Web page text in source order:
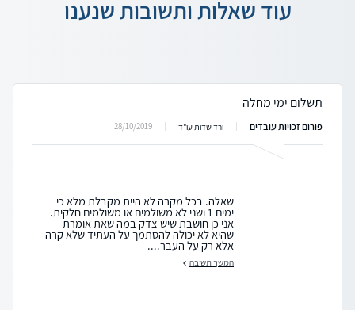
עוד שאלות ותשובות שנענו
תשלום ימי מחלה
פורום זכויות עובדים ורד שדות עו"ד 28/10/2019
שאלה. בכל מקרה לא היית מקבלת מלא כי
ימים 1 ושני לא משולמים או משולמים חלקית.
אני כן חושבת שיש צדק במה שאת אומרת
שהיא לא יכולה להסתמך על העתיד שלא קרה
אלא רק על העבר....
המשך תשובה